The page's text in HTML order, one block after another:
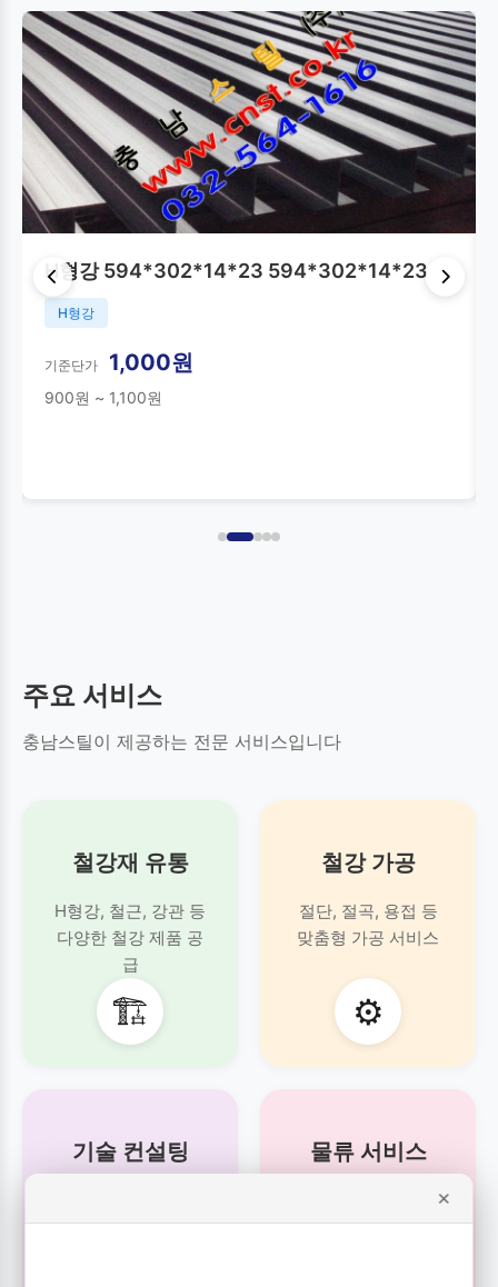
강널말뚝(쉬트파일) 스테인레스(STS)
H형강 594*302*14*23 594*302*14*23
H형강
기준단가 1,000원
900원 ~ 1,100원
주요 서비스
충남스틸이 제공하는 전문 서비스입니다
철강재 유통
H형강, 철근, 강관 등
다양한 철강 제품 공
급
🏗️
철강 가공
절단, 절곡, 용접 등
맞춤형 가공 서비스
⚙️
기술 컨설팅
지
물류 서비스
제품 운송 서비스
×